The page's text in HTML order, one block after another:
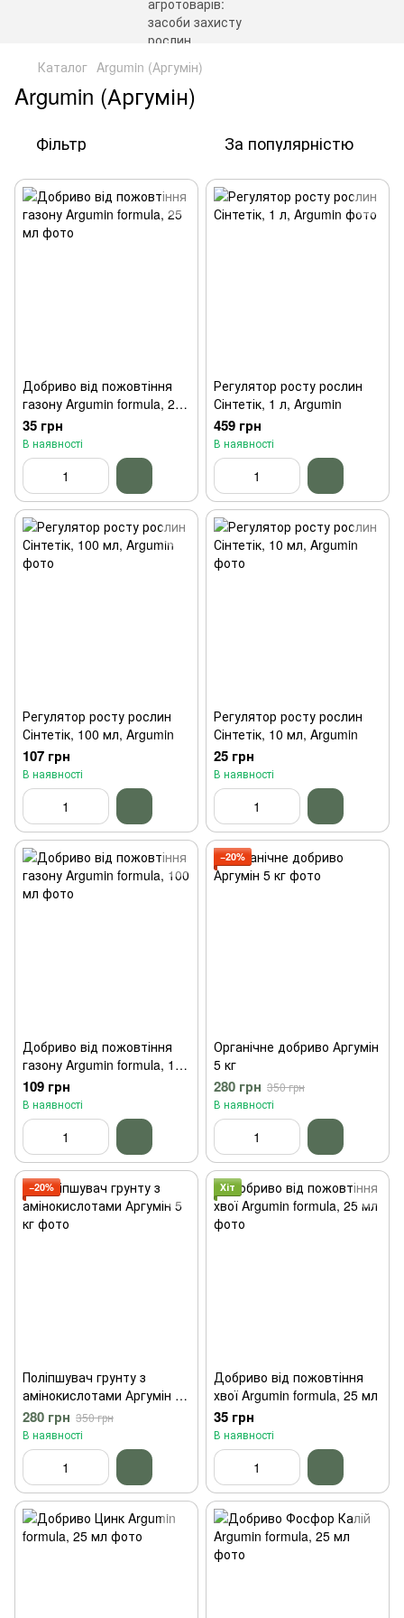
Каталог Argumin (Аргумін)
Argumin (Аргумін)
Фільтр За популярністю
Добриво від пожовтіння
газону Argumin formula, 25
мл
35 грн
В наявності
Регулятор росту рослин
Сінтетік, 1 л, Argumin
459 грн
В наявності
Регулятор росту рослин
Сінтетік, 100 мл, Argumin
107 грн
В наявності
Регулятор росту рослин
Сінтетік, 10 мл, Argumin
25 грн
В наявності
Добриво від пожовтіння
газону Argumin formula, 100
мл
109 грн
В наявності
−20%
Органічне добриво Аргумін
5 кг
280 грн 350 грн
В наявності
−20%
Поліпшувач грунту з
амінокислотами Аргумін 5
кг
280 грн 350 грн
В наявності
Хіт
Добриво від пожовтіння
хвої Argumin formula, 25 мл
35 грн
В наявності